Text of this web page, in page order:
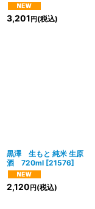
3,201 円 (税込)
黒澤 生もと 純米 生原
酒 720ml [21576]
2,120 円 (税込)